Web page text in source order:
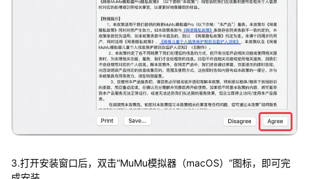
3.打开安装窗口后，双击“MuMu模拟器（macOS）”图标，即可完